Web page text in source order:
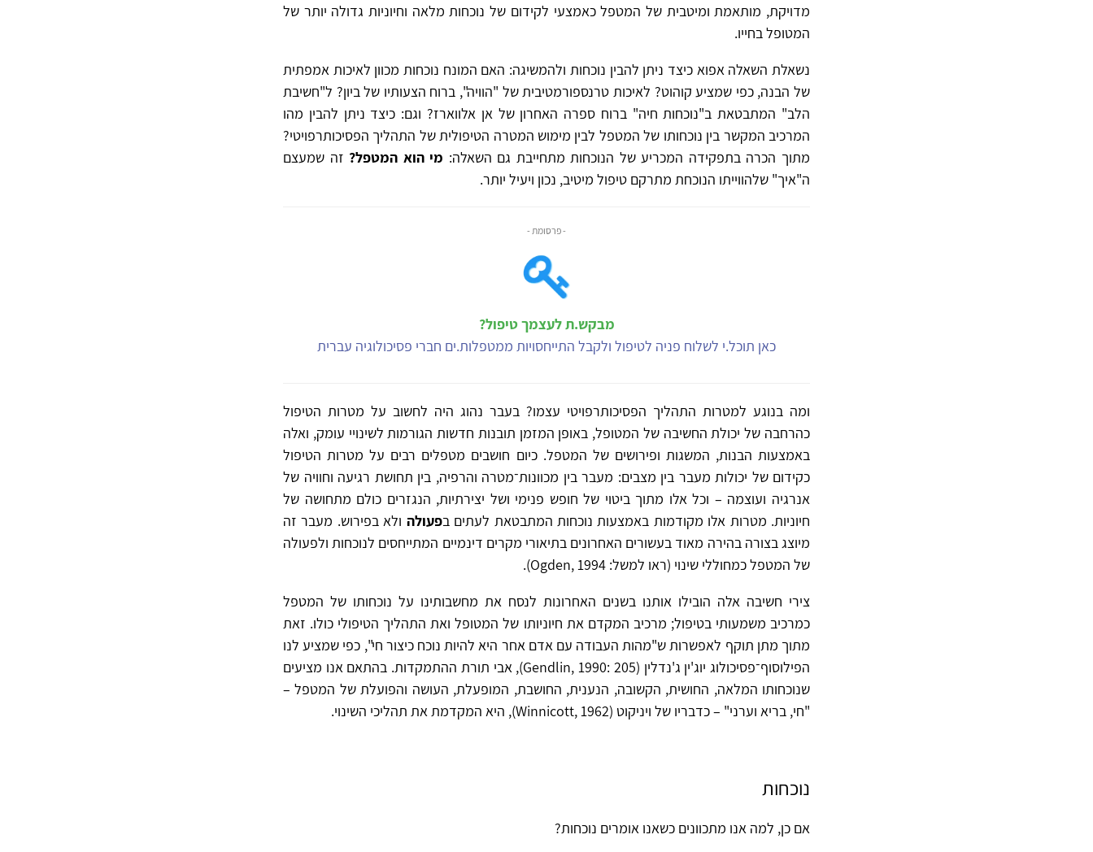
מדויקת, מותאמת ומיטבית של המטפל כאמצעי לקידום של נוכחות מלאה וחיוניות גדולה יותר של
המטופל בחייו.
נשאלת השאלה אפוא כיצד ניתן להבין נוכחות ולהמשיגה: האם המונח נוכחות מכוון לאיכות אמפתית
של הבנה, כפי שמציע קוהוט? לאיכות טרנספורמטיבית של "הוויה", ברוח הצעותיו של ביון? ל"חשיבת
הלב" המתבטאת ב"נוכחות חיה" ברוח ספרה האחרון של אן אלווארז? וגם: כיצד ניתן להבין מהו
המרכיב המקשר בין נוכחותו של המטפל לבין מימוש המטרה הטיפולית של התהליך הפסיכותרפויטי?
מתוך הכרה בתפקידה המכריע של הנוכחות מתחייבת גם השאלה: מי הוא המטפל? זה שמעצם
ה"איך" שלהווייתו הנוכחת מתרקם טיפול מיטיב, נכון ויעיל יותר.
- פרסומת -
מבקש.ת לעצמך טיפול?
כאן תוכל.י לשלוח פניה לטיפול ולקבל התייחסויות ממטפלות.ים חברי פסיכולוגיה עברית
ומה בנוגע למטרות התהליך הפסיכותרפויטי עצמו? בעבר נהוג היה לחשוב על מטרות הטיפול
כהרחבה של יכולת החשיבה של המטופל, באופן המזמן תובנות חדשות הגורמות לשינויי עומק, ואלה
באמצעות הבנות, המשגות ופירושים של המטפל. כיום חושבים מטפלים רבים על מטרות הטיפול
כקידום של יכולות מעבר בין מצבים: מעבר בין מכוונות־מטרה והרפיה, בין תחושת רגיעה וחוויה של
אנרגיה ועוצמה – וכל אלו מתוך ביטוי של חופש פנימי ושל יצירתיות, הנגזרים כולם מתחושה של
חיוניות. מטרות אלו מקודמות באמצעות נוכחות המתבטאת לעתים בפעולה ולא בפירוש. מעבר זה
מיוצג בצורה בהירה מאוד בעשורים האחרונים בתיאורי מקרים דינמיים המתייחסים לנוכחות ולפעולה
של המטפל כמחוללי שינוי (ראו למשל: Ogden, 1994).
צירי חשיבה אלה הובילו אותנו בשנים האחרונות לנסח את מחשבותינו על נוכחותו של המטפל
כמרכיב משמעותי בטיפול; מרכיב המקדם את חיוניותו של המטופל ואת התהליך הטיפולי כולו. זאת
מתוך מתן תוקף לאפשרות ש"מהות העבודה עם אדם אחר היא להיות נוכח כיצור חי", כפי שמציע לנו
הפילוסוף־פסיכולוג יוג'ין ג'נדלין (Gendlin, 1990: 205), אבי תורת ההתמקדות. בהתאם אנו מציעים
שנוכחותו המלאה, החושית, הקשובה, הנענית, החושבת, המופעלת, העושה והפועלת של המטפל –
"חי, בריא וערני" – כדבריו של ויניקוט (1962 ,Winnicott), היא המקדמת את תהליכי השינוי.
נוכחות
אם כן, למה אנו מתכוונים כשאנו אומרים נוכחות?